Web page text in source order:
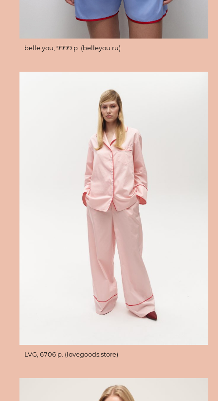
belle you, 9999 p. (belleyou.ru)
LVG, 6706 p. (lovegoods.store)